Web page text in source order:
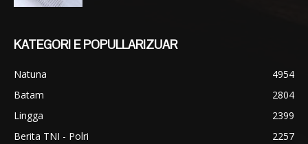
KATEGORI E POPULLARIZUAR
Natuna
4954
Batam
2804
Lingga
2399
Berita TNI - Polri
2257